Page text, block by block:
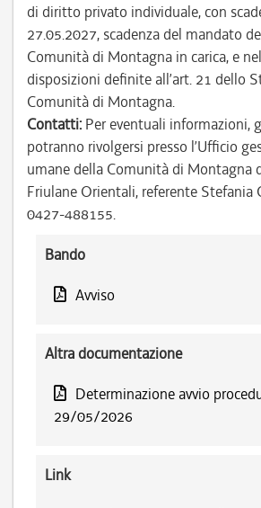
di diritto privato individuale, con
27.05.2027, scadenza del mandato
Comunità di Montagna in carica, e
disposizioni definite all’art. 21 dello
Comunità di Montagna.
Contatti: Per eventuali informazioni,
potranno rivolgersi presso l’Ufficio
umane della Comunità di Montagna
Friulane Orientali, referente Stefania
0427-488155.
Bando
Avviso
Altra documentazione
Determinazione avvio
29/05/2026
Link